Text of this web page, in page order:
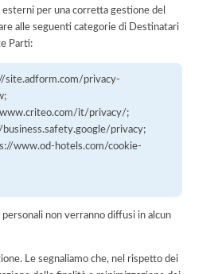
per una corretta gestione del
alle seguenti categorie di Destinatari
Parti:
site.adform.com/privacy-
it/privacy/;
privacy;
www.od-hotels.com/cookie-
personali non verranno diffusi in alcun
Le segnaliamo che, nel rispetto dei